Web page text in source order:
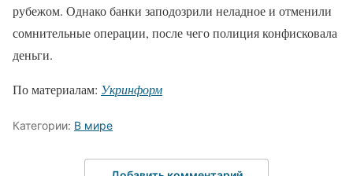
рубежом. Однако банки заподозрили неладное и отменили
сомнительные операции, после чего полиция конфисковала
деньги.
По материалам: Укринформ
Категории: В мире